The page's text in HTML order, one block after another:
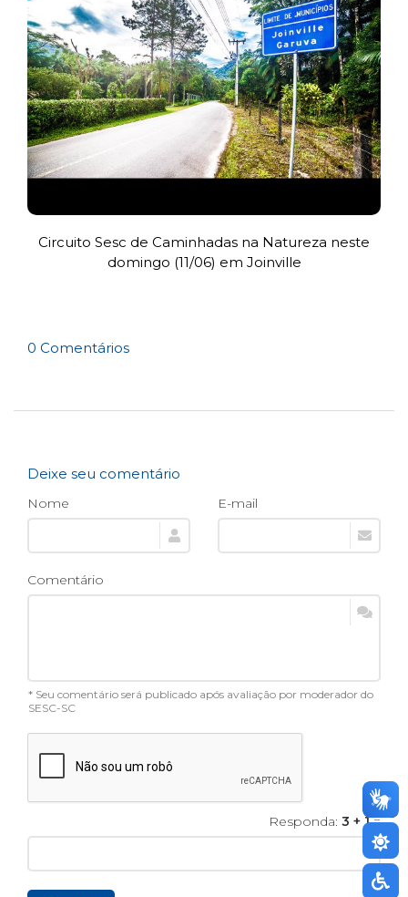
Circuito Sesc de Caminhadas na Natureza neste
domingo (11/06) em Joinville
0 Comentários
Deixe seu comentário
Nome E-mail
Comentário
* Seu comentário será publicado após avaliação por moderador do
SESC-SC
Responda: 3 + 1=